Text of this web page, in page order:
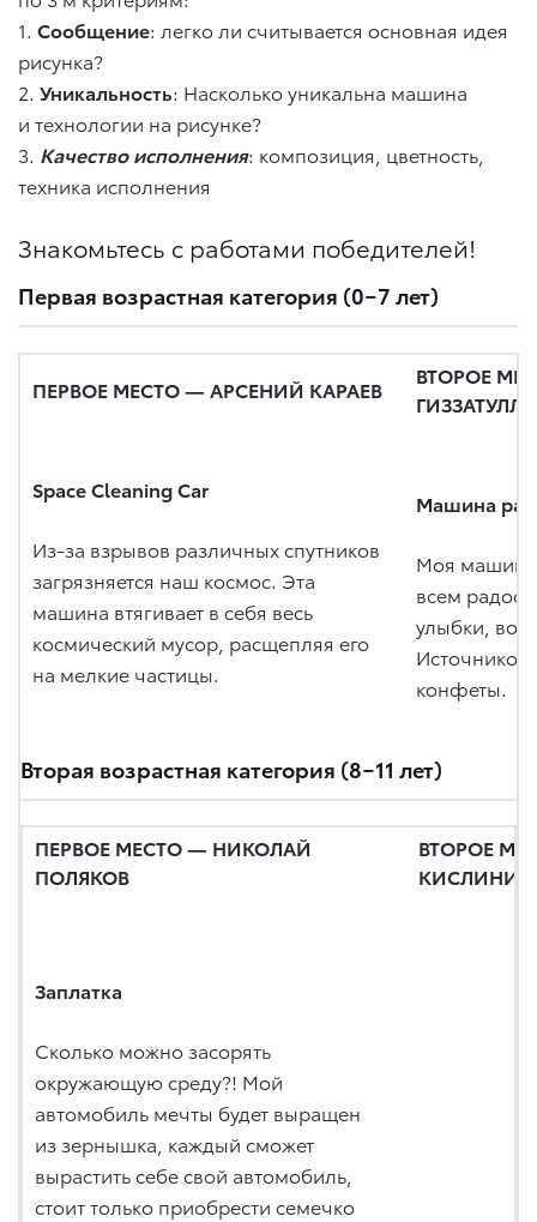
1. Сообщение: легко ли считывается основная идея
рисунка?
2. Уникальность: Насколько уникальна машина
и технологии на рисунке?
3. Качество исполнения: композиция, цветность,
техника исполнения
Знакомьтесь с работами победителей!
Первая возрастная категория (0−7 лет)
ПЕРВОЕ МЕСТО — АРСЕНИЙ КАРАЕВ
ВТОРОЕ
Space Cleaning Car
Из-за взрывов различных спутников
загрязняется наш космос. Эта
машина втягивает в себя весь
космический мусор, расщепляя его
на мелкие частицы.
Машина
Моя машина
всем
улыбки,
Источником
конфеты.
Вторая возрастная категория (8−11 лет)
ПЕРВОЕ МЕСТО — НИКОЛАЙ
ПОЛЯКОВ
ВТОРОЕ
Заплатка
Сколько можно засорять
окружающую среду?! Мой
автомобиль мечты будет выращен
из зернышка, каждый сможет
вырастить себе свой автомобиль,
стоит только приобрести семечко